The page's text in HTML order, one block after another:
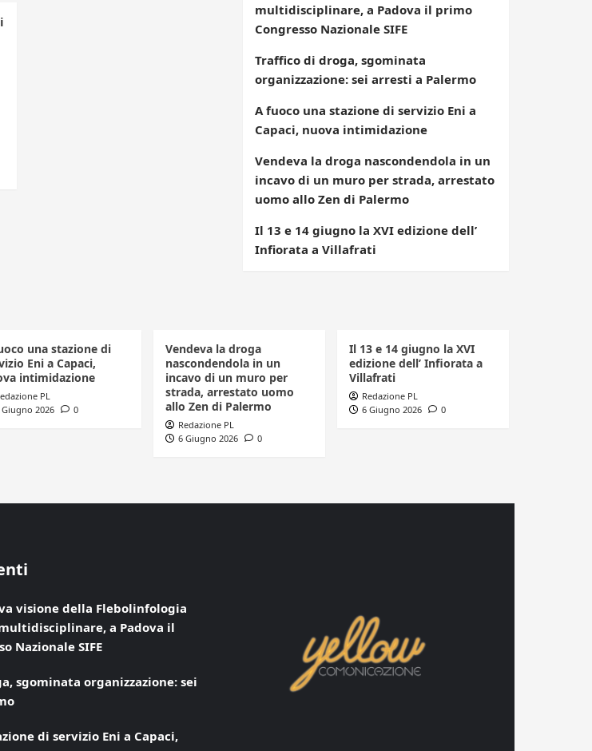
multidisciplinare, a Padova il primo
Congresso Nazionale SIFE
Traffico di droga, sgominata
organizzazione: sei arresti a Palermo
A fuoco una stazione di servizio Eni a
Capaci, nuova intimidazione
Vendeva la droga nascondendola in un
incavo di un muro per strada, arrestato
uomo allo Zen di Palermo
Il 13 e 14 giugno la XVI edizione dell’
Infiorata a Villafrati
una stazione di
Eni a Capaci,
intimidazione
PL
Giugno 2026
0
Vendeva la droga
nascondendola in un
incavo di un muro per
strada, arrestato uomo
allo Zen di Palermo
Redazione PL
6 Giugno 2026
0
Il 13 e 14 giugno la XVI
edizione dell’ Infiorata a
Villafrati
Redazione PL
6 Giugno 2026
0
visione della Flebolinfologia
a Padova il
Nazionale SIFE
sgominata organizzazione: sei
di servizio Eni a Capaci,